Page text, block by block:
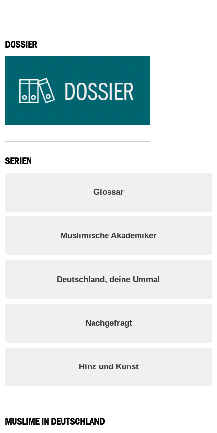
DOSSIER
SERIEN
Glossar
Muslimische Akademiker
Deutschland, deine Umma!
Nachgefragt
Hinz und Kunst
MUSLIME IN DEUTSCHLAND